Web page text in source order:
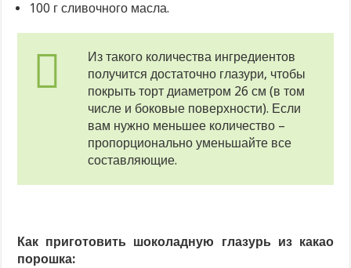
100 г сливочного масла.
Из такого количества ингредиентов
получится достаточно глазури, чтобы
покрыть торт диаметром 26 см (в том
числе и боковые поверхности). Если
вам нужно меньшее количество –
пропорционально уменьшайте все
составляющие.
Как приготовить шоколадную глазурь из какао
порошка: